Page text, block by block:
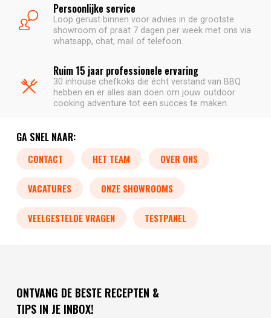
Persoonlijke service
Loop gerust binnen voor advies in de grootste
showroom of praat 7 dagen per week met ons via
whatsapp, chat, mail of telefoon.
Ruim 15 jaar professionele ervaring
30 inhouse chefkoks die écht verstand van BBQ
hebben en er alles aan doen om jouw outdoor
cooking adventure tot een succes te maken.
GA SNEL NAAR:
CONTACT HET TEAM OVER ONS
VACATURES ONZE SHOWROOMS
VEELGESTELDE VRAGEN TESTPANEL
ONTVANG DE BESTE RECEPTEN &
TIPS IN JE INBOX!